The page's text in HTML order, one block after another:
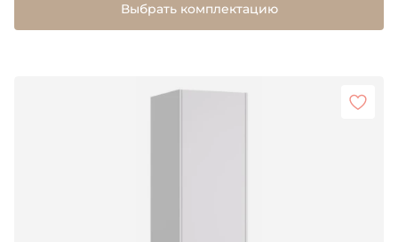
Выбрать комплектацию